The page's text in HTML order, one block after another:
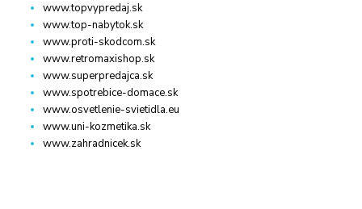
www.topvypredaj.sk
www.top-nabytok.sk
www.proti-skodcom.sk
www.retromaxishop.sk
www.superpredajca.sk
www.spotrebice-domace.sk
www.osvetlenie-svietidla.eu
www.uni-kozmetika.sk
www.zahradnicek.sk